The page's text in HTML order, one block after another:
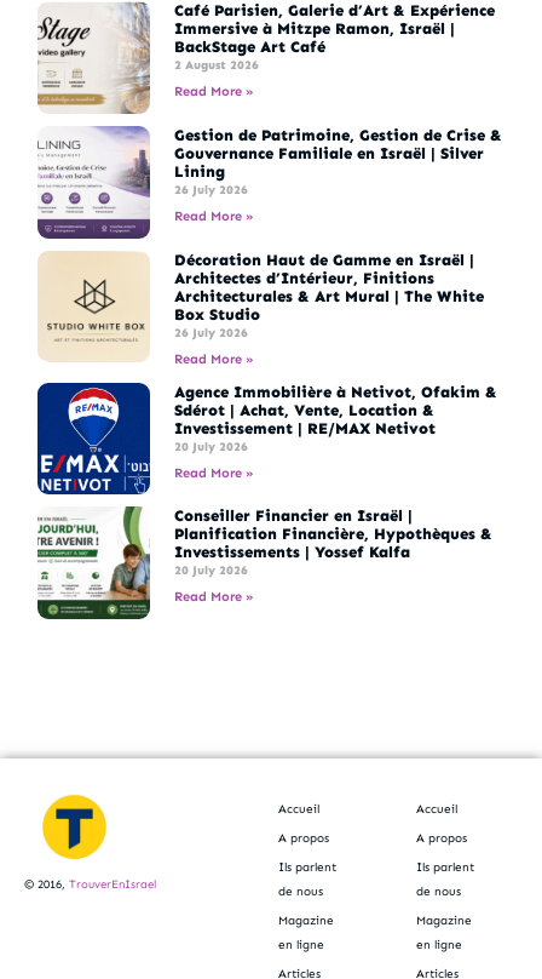
Café Parisien, Galerie d’Art & Expérience
Immersive à Mitzpe Ramon, Israël |
BackStage Art Café
2 August 2026
Read More »
Gestion de Patrimoine, Gestion de Crise &
Gouvernance Familiale en Israël | Silver
Lining
26 July 2026
Read More »
Décoration Haut de Gamme en Israël |
Architectes d’Intérieur, Finitions
Architecturales & Art Mural | The White
Box Studio
26 July 2026
Read More »
Agence Immobilière à Netivot, Ofakim &
Sdérot | Achat, Vente, Location &
Investissement | RE/MAX Netivot
20 July 2026
Read More »
Conseiller Financier en Israël |
Planification Financière, Hypothèques &
Investissements | Yossef Kalfa
20 July 2026
Read More »
© 2016, TrouverEnIsrael
Accueil
A propos
Ils parlent
de nous
Magazine
en ligne
Articles
Accueil
A propos
Ils parlent
de nous
Magazine
en ligne
Articles